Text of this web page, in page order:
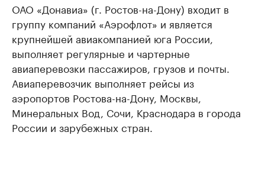
ОАО «Донавиа» (г. Ростов-на-Дону) входит в
группу компаний «Аэрофлот» и является
крупнейшей авиакомпанией юга России,
выполняет регулярные и чартерные
авиаперевозки пассажиров, грузов и почты.
Авиаперевозчик выполняет рейсы из
аэропортов Ростова-на-Дону, Москвы,
Минеральных Вод, Сочи, Краснодара в города
России и зарубежных стран.